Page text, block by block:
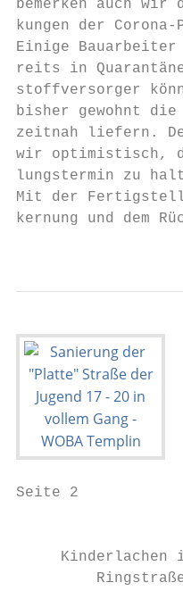
bemerken auch
kungen der
Einige
reits in
stoffversorger
bisher gewohnt
zeitnah liefern.
wir optimistisch,
lungstermin zu
Mit der
kernung und dem
Seite 2
Kinderlachen